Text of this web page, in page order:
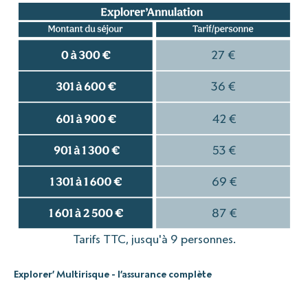
Tarifs TTC, jusqu'à 9 personnes.
Explorer’ Multirisque - l’assurance complète